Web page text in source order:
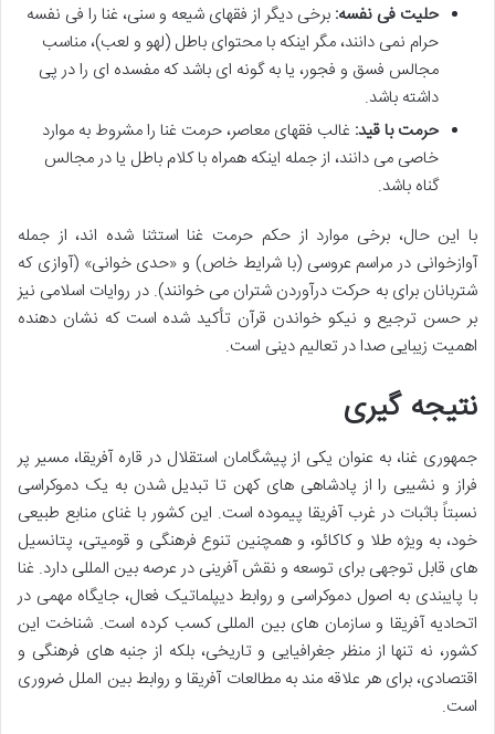
حلیت فی نفسه: برخی دیگر از فقهای شیعه و سنی، غنا را فی نفسه
حرام نمی دانند، مگر اینکه با محتوای باطل (لهو و لعب)، مناسب
مجالس فسق و فجور، یا به گونه ای باشد که مفسده ای را در پی
داشته باشد.
حرمت با قید: غالب فقهای معاصر، حرمت غنا را مشروط به موارد
خاصی می دانند، از جمله اینکه همراه با کلام باطل یا در مجالس
گناه باشد.
با این حال، برخی موارد از حکم حرمت غنا استثنا شده اند، از جمله
آوازخوانی در مراسم عروسی (با شرایط خاص) و «حدی خوانی» (آوازی که
شتربانان برای به حرکت درآوردن شتران می خوانند). در روایات اسلامی نیز
بر حسن ترجیع و نیکو خواندن قرآن تأکید شده است که نشان دهنده
اهمیت زیبایی صدا در تعالیم دینی است.
نتیجه گیری
جمهوری غنا، به عنوان یکی از پیشگامان استقلال در قاره آفریقا، مسیر پر
فراز و نشیبی را از پادشاهی های کهن تا تبدیل شدن به یک دموکراسی
نسبتاً باثبات در غرب آفریقا پیموده است. این کشور با غنای منابع طبیعی
خود، به ویژه طلا و کاکائو، و همچنین تنوع فرهنگی و قومیتی، پتانسیل
های قابل توجهی برای توسعه و نقش آفرینی در عرصه بین المللی دارد. غنا
با پایبندی به اصول دموکراسی و روابط دیپلماتیک فعال، جایگاه مهمی در
اتحادیه آفریقا و سازمان های بین المللی کسب کرده است. شناخت این
کشور، نه تنها از منظر جغرافیایی و تاریخی، بلکه از جنبه های فرهنگی و
اقتصادی، برای هر علاقه مند به مطالعات آفریقا و روابط بین الملل ضروری
است.